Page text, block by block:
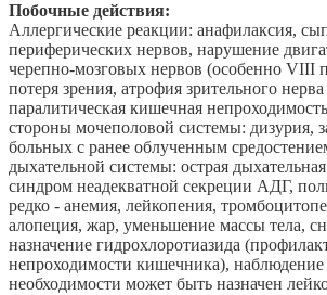
Побочные действия:
Аллергические реакции: анафилаксия,
периферических нервов, нарушение
черепно-мозговых нервов (особенно VIII
потеря зрения, атрофия зрительного
паралитическая кишечная
стороны мочеполовой системы: дизурия,
больных с ранее облученным
дыхательной системы: острая
синдром неадекватной секреции АДГ,
редко - анемия, лейкопения,
алопеция, жар, уменьшение массы тела,
назначение гидрохлоротиазида
непроходимости кишечника), наблюдение
необходимости может быть назначен